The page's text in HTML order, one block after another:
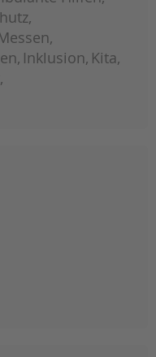
Inklusion Kita